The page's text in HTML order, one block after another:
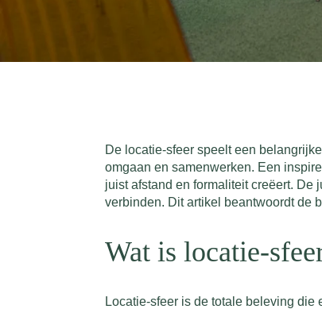
De locatie-sfeer speelt een
omgaan en samenwerken. Een
juist afstand en formaliteit creëert. De
verbinden. Dit artikel beantwoordt de
Wat is locatie-
Locatie-sfeer is de totale beleving